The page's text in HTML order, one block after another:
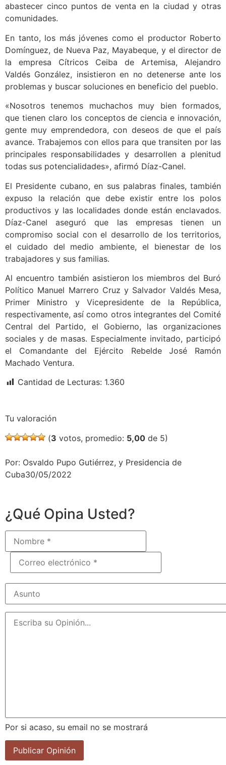
abastecer cinco puntos de venta en la ciudad y otras
comunidades.
En tanto, los más jóvenes como el productor Roberto
Domínguez, de Nueva Paz, Mayabeque, y el director de
la empresa Cítricos Ceiba de Artemisa, Alejandro
Valdés González, insistieron en no detenerse ante los
problemas y buscar soluciones en beneficio del pueblo.
«Nosotros tenemos muchachos muy bien formados,
que tienen claro los conceptos de ciencia e innovación,
gente muy emprendedora, con deseos de que el país
avance. Trabajemos con ellos para que transiten por las
principales responsabilidades y desarrollen a plenitud
todas sus potencialidades», afirmó Díaz-Canel.
El Presidente cubano, en sus palabras finales, también
expuso la relación que debe existir entre los polos
productivos y las localidades donde están enclavados.
Díaz-Canel aseguró que las empresas tienen un
compromiso social con el desarrollo de los territorios,
el cuidado del medio ambiente, el bienestar de los
trabajadores y sus familias.
Al encuentro también asistieron los miembros del Buró
Político Manuel Marrero Cruz y Salvador Valdés Mesa,
Primer Ministro y Vicepresidente de la República,
respectivamente, así como otros integrantes del Comité
Central del Partido, el Gobierno, las organizaciones
sociales y de masas. Especialmente invitado, participó
el Comandante del Ejército Rebelde José Ramón
Machado Ventura.
Cantidad de Lecturas: 1.360
Tu valoración
(3 votos, promedio: 5,00 de 5)
Por: Osvaldo Pupo Gutiérrez, y Presidencia de
Cuba30/05/2022
¿Qué Opina Usted?
Por si acaso, su email no se mostrará